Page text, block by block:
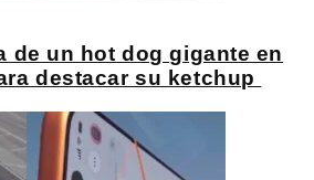
de un hot dog gigante en
destacar su ketchup